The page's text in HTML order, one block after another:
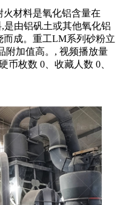
材料是氧化铝含量在
是由铝矾土或其他氧化铝
成。重工LM系列砂粉立
附加值高。, 视频播放量
币枚数 0、收藏人数 0、